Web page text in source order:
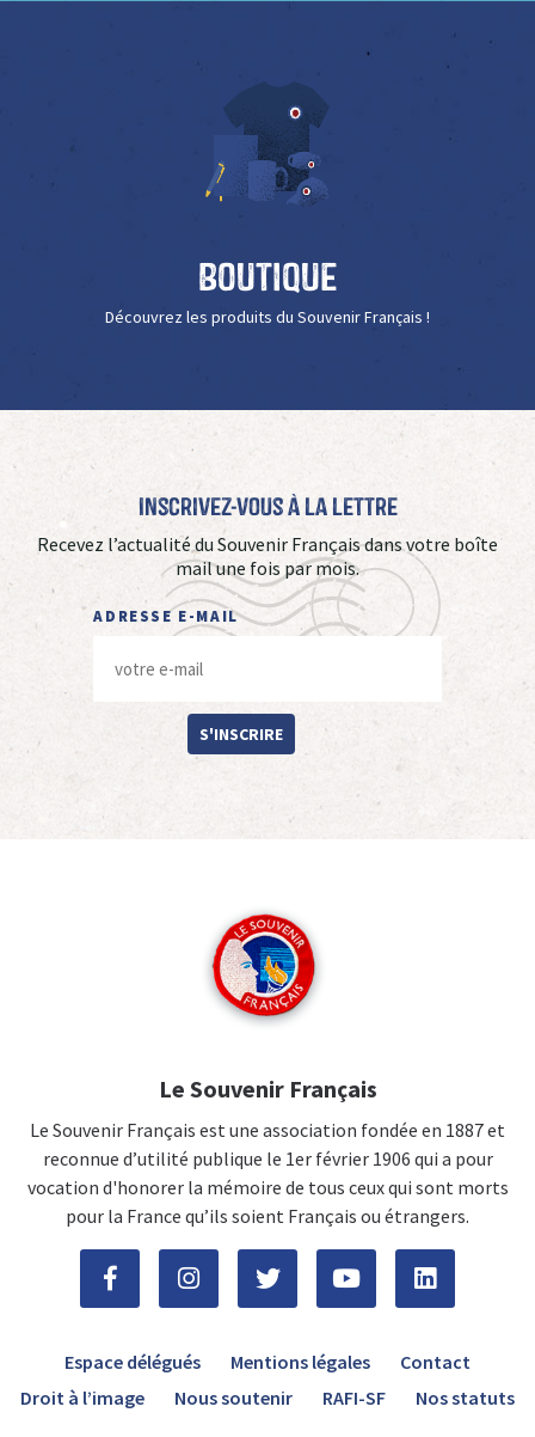
Boutique
Découvrez les produits du Souvenir Français !
Inscrivez-vous à La Lettre
Recevez l’actualité du Souvenir Français dans votre boîte
mail une fois par mois.
ADRESSE E-MAIL
S'INSCRIRE
Le Souvenir Français
Le Souvenir Français est une association fondée en 1887 et
reconnue d’utilité publique le 1er février 1906 qui a pour
vocation d'honorer la mémoire de tous ceux qui sont morts
pour la France qu’ils soient Français ou étrangers.
Espace délégués Mentions légales
Contact
Droit à l’image
Nous soutenir RAFI-SF Nos statuts